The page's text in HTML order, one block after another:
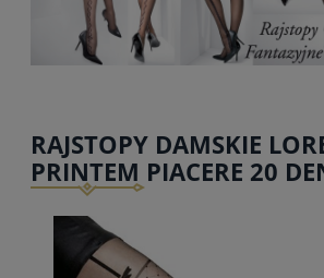
RAJSTOPY DAMSKIE
PRINTEM PIACERE 20